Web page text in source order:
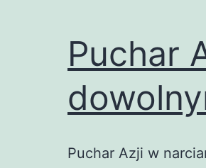
Puchar
Puchar Azji w